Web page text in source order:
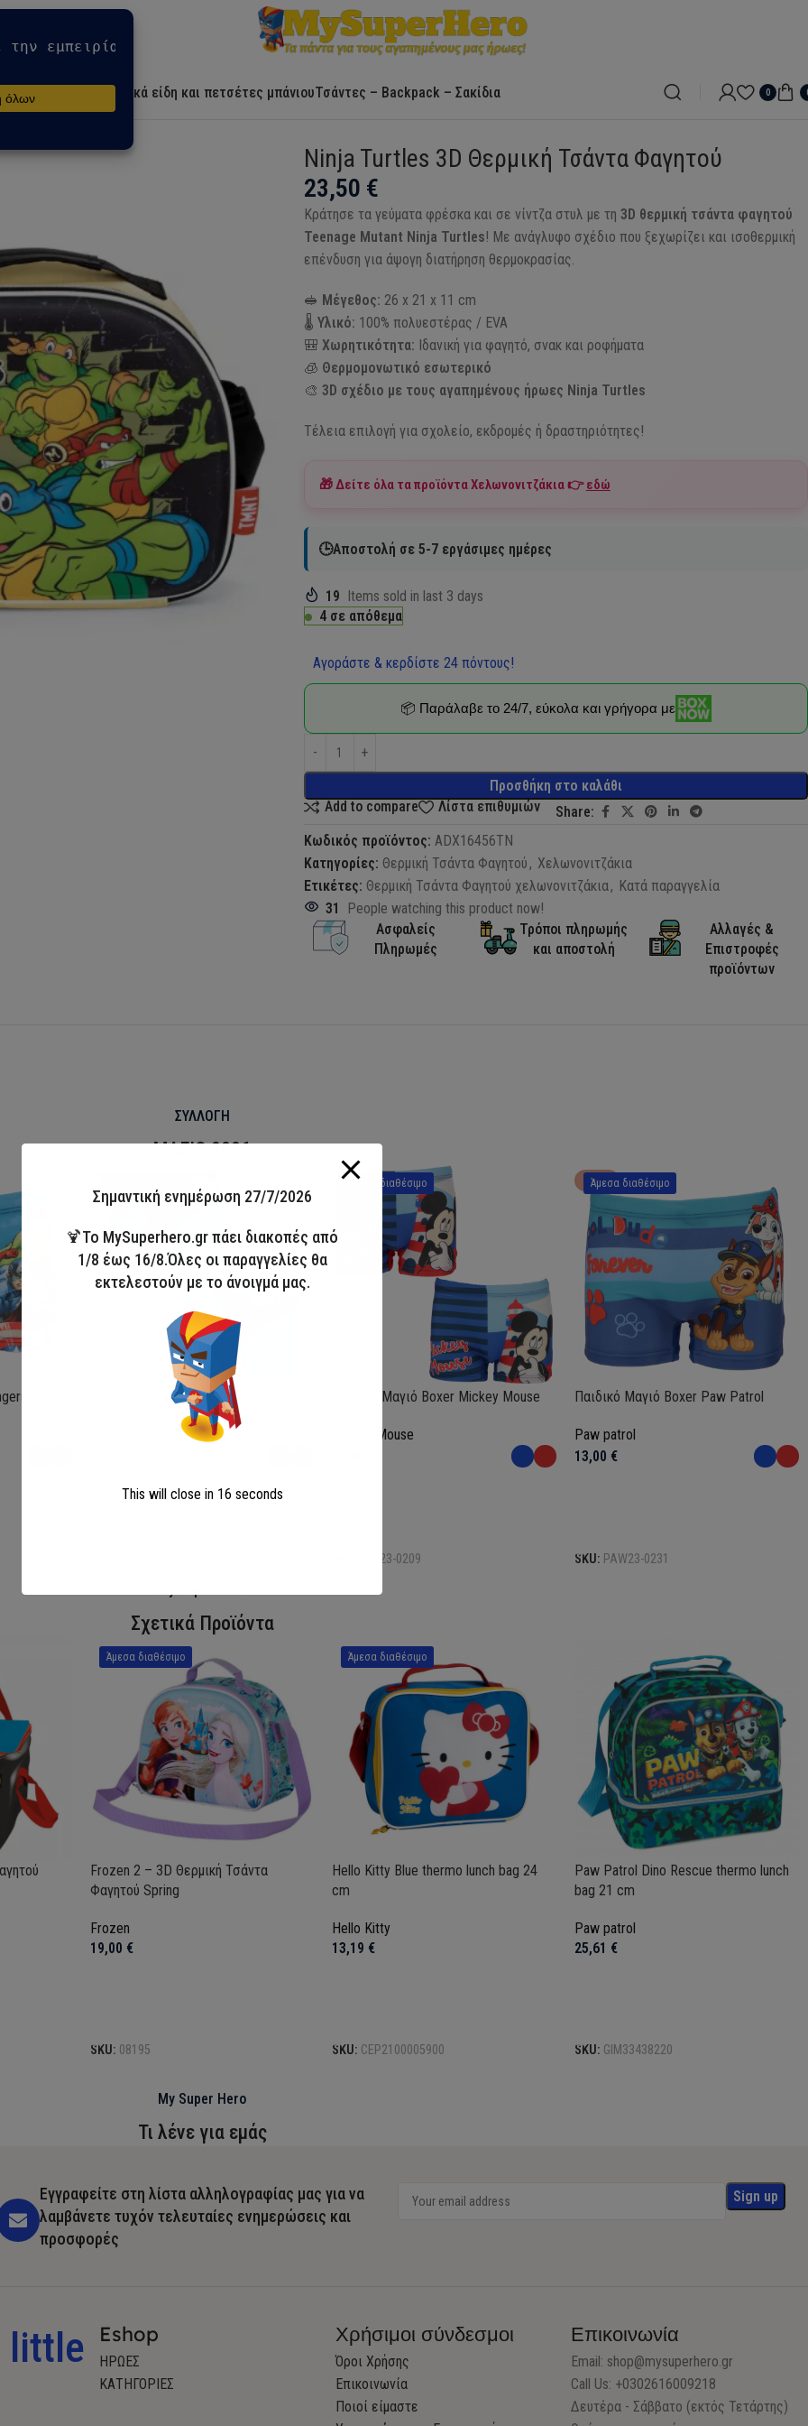
Λευκά είδη και πετσέτες μπάνιουΤσάντες – Backpack – Σακίδια 0
Φαγητού
Ninja Turtles 3D Θερμική Τσάντα Φαγητού
23,50 €
Κράτησε τα γεύματα φρέσκα και σε νίντζα στυλ με τη 3D θερμική τσάντα φαγητού
Teenage Mutant Ninja Turtles! Με ανάγλυφο σχέδιο που ξεχωρίζει και ισοθερμική
επένδυση για άψογη διατήρηση θερμοκρασίας.
🥪 Μέγεθος: 26 x 21 x 11 cm
🌡️ Υλικό: 100% πολυεστέρας / EVA
🎒 Χωρητικότητα: Ιδανική για φαγητό, σνακ και ροφήματα
🧊 Θερμομονωτικό εσωτερικό
🎨 3D σχέδιο με τους αγαπημένους ήρωες Ninja Turtles
Τέλεια επιλογή για σχολείο, εκδρομές ή δραστηριότητες!
🎁 Δείτε όλα τα προϊόνταΧελωνονιτζάκια👉εδώ
🕒Αποστολή σε 5-7 εργάσιμες ημέρες
19 Items sold in last 3 days
4 σε απόθεμα
Αγοράστε & κερδίστε 24 πόντους!
Προσθήκη στο καλάθι
📦 Παράλαβε το 24/7, εύκολα και γρήγορα με
Add to compare Λίστα επιθυμιών
Share:
Κωδικός προϊόντος: ADX16456TN
Κατηγορίες: Θερμική Τσάντα Φαγητού , Χελωνονιτζάκια
Ετικέτες: Θερμική Τσάντα Φαγητού χελωνονιτζάκια, Κατά παραγγελία
31
People watching this product now!
Ασφαλείς
Πληρωμές
Τρόποι πληρωμής
και αποστολή
Αλλαγές &
Επιστροφές
προϊόντων
ΣΥΛΛΟΓΗ
ΜΑΓΙΟ 2026
Παιδικό Μαγιό Boxer Lilo & Stitch
Άμεσα διαθέσιμο
Παιδικό Μαγιό Boxer Mickey Mouse
Mickey Mouse
MIC23-0209
Άμεσα διαθέσιμο
HOT
Παιδικό Μαγιό Boxer Paw Patrol
Paw patrol
13,00 €
SKU: PAW23-0231
Σχετικά Προϊόντα
Άμεσα διαθέσιμο
Frozen 2 – 3D Θερμική Τσάντα
Φαγητού Spring
Frozen
19,00 €
SKU: 08195
Άμεσα διαθέσιμο
Hello Kitty Blue thermo lunch bag 24
cm
Hello Kitty
13,19 €
SKU: CEP2100005900
Paw Patrol Dino Rescue thermo lunch
bag 21 cm
Paw patrol
25,61 €
SKU: GIM33438220
My Super Hero
Τι λένε για εμάς
Εγγραφείτε στη λίστα αλληλογραφίας μας για να
λαμβάνετε τυχόν τελευταίες ενημερώσεις και
προσφορές
little
Eshop
ΗΡΩΕΣ
ΚΑΤΗΓΟΡΙΕΣ
Χρήσιμοι σύνδεσμοι
Όροι Χρήσης
Επικοινωνία
Ποιοί είμαστε
Επικοινωνία
Email: shop@mysuperhero.gr
Call Us: +0302616009218
Δευτέρα - Σάββατο (εκτός Τετάρτης)
Σημαντική ενημέρωση 27/7/2026
🍹Το MySuperhero.gr πάει διακοπές από
1/8 έως 16/8.Όλες οι παραγγελίες θα
εκτελεστούν με το άνοιγμά μας.
This will close in 15 seconds